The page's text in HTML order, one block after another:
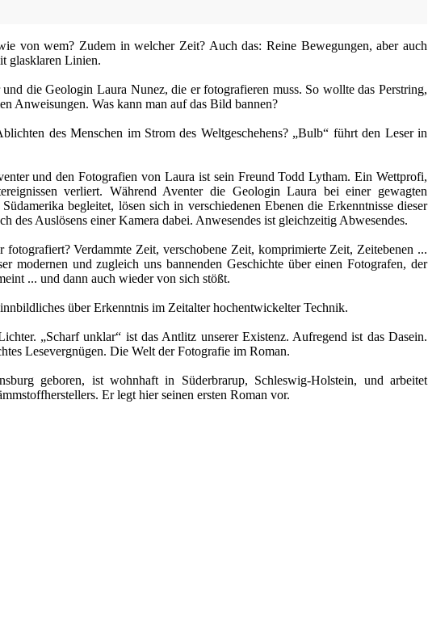
von wem? Zudem in welcher Zeit? Auch das: Reine Bewegungen, aber auch
glasklaren Linien.
die Geologin Laura Nunez, die er fotografieren muss. So wollte das Perstring,
Anweisungen. Was kann man auf das Bild bannen?
des Menschen im Strom des Weltgeschehens? „Bulb“ führt den Leser in
und den Fotografien von Laura ist sein Freund Todd Lytham. Ein Wettprofi,
verliert. Während Aventer die Geologin Laura bei einer gewagten
begleitet, lösen sich in verschiedenen Ebenen die Erkenntnisse dieser
des Auslösens einer Kamera dabei. Anwesendes ist gleichzeitig Abwesendes.
fotografiert? Verdammte Zeit, verschobene Zeit, komprimierte Zeit, Zeitebenen ...
modernen und zugleich uns bannenden Geschichte über einen Fotografen, der
... und dann auch wieder von sich stößt.
über Erkenntnis im Zeitalter hochentwickelter Technik.
„Scharf unklar“ ist das Antlitz unserer Existenz. Aufregend ist das Dasein.
Lesevergnügen. Die Welt der Fotografie im Roman.
geboren, ist wohnhaft in Süderbrarup, Schleswig-Holstein, und arbeitet
Er legt hier seinen ersten Roman vor.